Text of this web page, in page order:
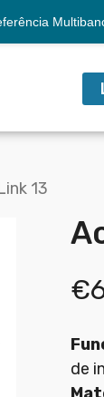
13
€
de